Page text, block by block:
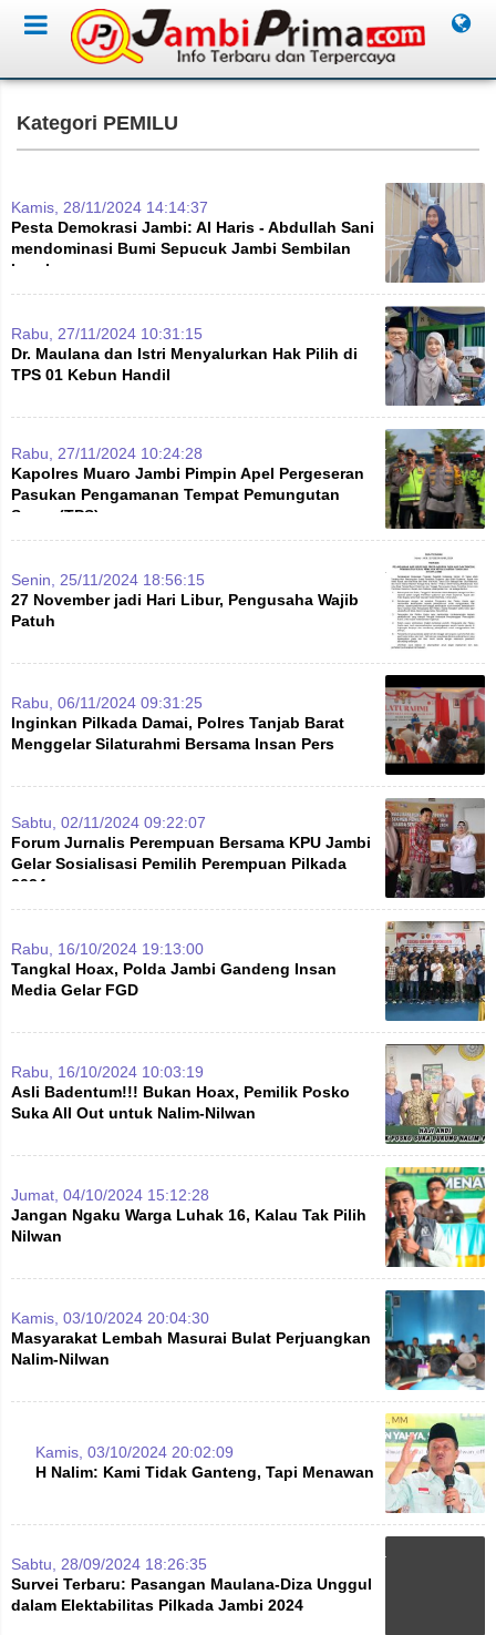
Kategori PEMILU
Kamis, 28/11/2024 14:14:37
Pesta Demokrasi Jambi: Al Haris - Abdullah Sani
mendominasi Bumi Sepucuk Jambi Sembilan
Lurah
Rabu, 27/11/2024 10:31:15
Dr. Maulana dan Istri Menyalurkan Hak Pilih di
TPS 01 Kebun Handil
Rabu, 27/11/2024 10:24:28
Kapolres Muaro Jambi Pimpin Apel Pergeseran
Pasukan Pengamanan Tempat Pemungutan
Suara (TPS)
Senin, 25/11/2024 18:56:15
27 November jadi Hari Libur, Pengusaha Wajib
Patuh
Rabu, 06/11/2024 09:31:25
Inginkan Pilkada Damai, Polres Tanjab Barat
Menggelar Silaturahmi Bersama Insan Pers
Sabtu, 02/11/2024 09:22:07
Forum Jurnalis Perempuan Bersama KPU Jambi
Gelar Sosialisasi Pemilih Perempuan Pilkada
2024
Rabu, 16/10/2024 19:13:00
Tangkal Hoax, Polda Jambi Gandeng Insan
Media Gelar FGD
Rabu, 16/10/2024 10:03:19
Asli Badentum!!! Bukan Hoax, Pemilik Posko
Suka All Out untuk Nalim-Nilwan
Jumat, 04/10/2024 15:12:28
Jangan Ngaku Warga Luhak 16, Kalau Tak Pilih
Nilwan
Kamis, 03/10/2024 20:04:30
Masyarakat Lembah Masurai Bulat Perjuangkan
Nalim-Nilwan
Kamis, 03/10/2024 20:02:09
H Nalim: Kami Tidak Ganteng, Tapi Menawan
Sabtu, 28/09/2024 18:26:35
Survei Terbaru: Pasangan Maulana-Diza Unggul
dalam Elektabilitas Pilkada Jambi 2024